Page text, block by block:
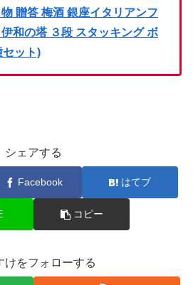
贈答 梅酒 銀座イタリアンフ
和の塔 ３段 スタッキング ボ
セット)
シェアする
Facebook はてブ
コピー
けをフォローする